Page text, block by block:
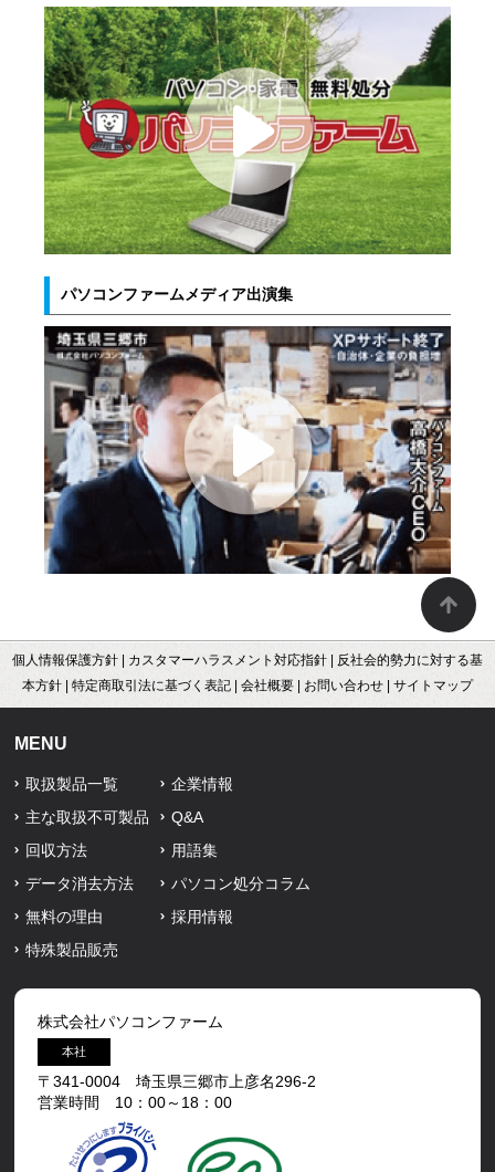
パソコンファームメディア出演集
個人情報保護方針 カスタマーハラスメント対応指針
反社会的勢力に対する基
本方針
特定商取引法に基づく表記 会社概要 お問い合わせ サイトマップ
MENU
取扱製品一覧
主な取扱不可製品
回収方法
データ消去方法
無料の理由
特殊製品販売
企業情報
Q&A
用語集
パソコン処分コラム
採用情報
株式会社パソコンファーム
本社
〒341-0004 埼玉県三郷市上彦名296-2
営業時間 10：00～18：00